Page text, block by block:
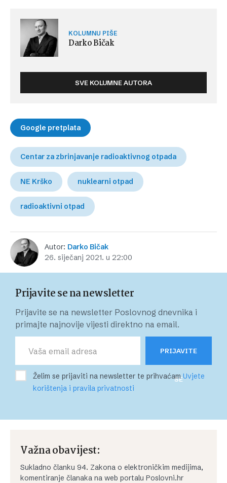
KOLUMNU PIŠE
Darko Bičak
SVE KOLUMNE AUTORA
Google pretplata
Centar za zbrinjavanje radioaktivnog otpada
NE Krško nuklearni otpad
radioaktivni otpad
Autor: Darko Bičak
26. siječanj 2021. u 22:00
Prijavite se na newsletter
Prijavite se na newsletter Poslovnog dnevnika i
primajte najnovije vijesti direktno na email.
PRIJAVITE
SE
Želim se prijaviti na newsletter te prihvaćamUvjete
korištenja i pravila privatnosti
Važna obavijest:
Sukladno članku 94. Zakona o elektroničkim medijima,
komentiranje članaka na web portalu Poslovni.hr